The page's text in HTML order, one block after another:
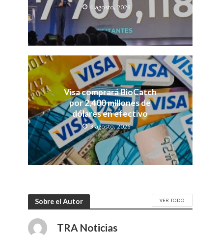
4 agosto, 2026
Visa comprará BioCatch
por 2,400 millones de
dólares en efectivo
3 agosto, 2026
Sobre el Autor VER TODO
TRA Noticias